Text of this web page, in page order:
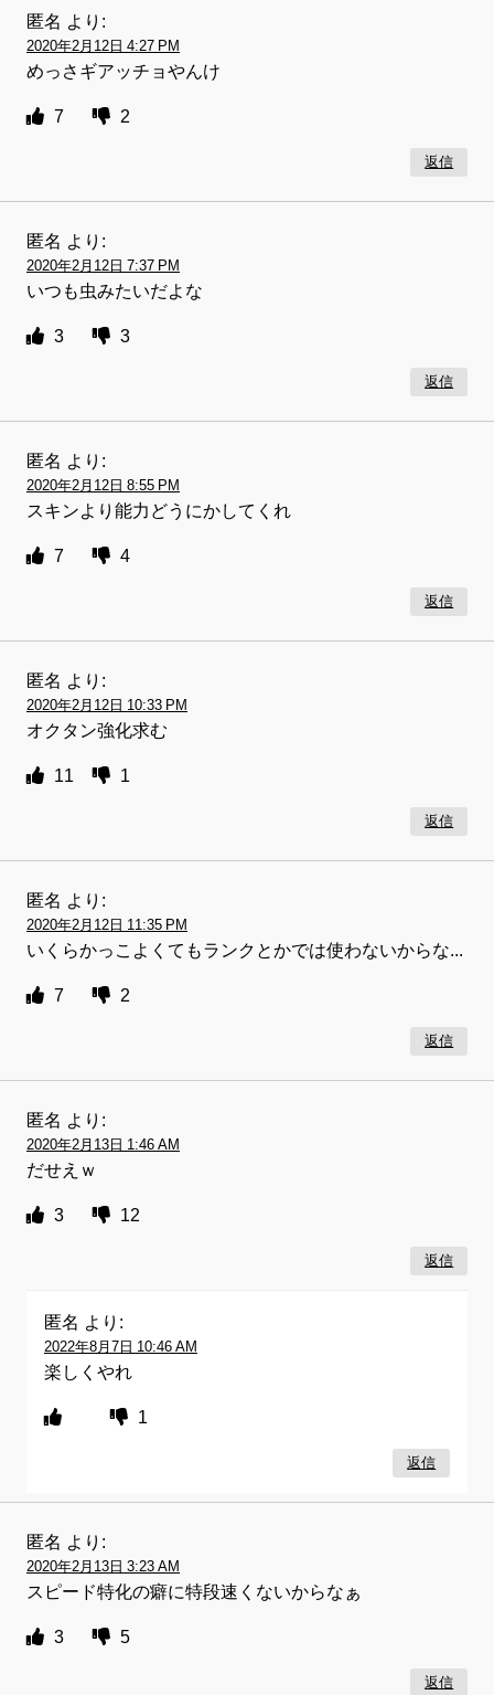
匿名 より:
2020年2月12日 4:27 PM
めっさギアッチョやんけ
7 2
返信
匿名 より:
2020年2月12日 7:37 PM
いつも虫みたいだよな
3 3
返信
匿名 より:
2020年2月12日 8:55 PM
スキンより能力どうにかしてくれ
7 4
返信
匿名 より:
2020年2月12日 10:33 PM
オクタン強化求む
11 1
返信
匿名 より:
2020年2月12日 11:35 PM
いくらかっこよくてもランクとかでは使わないからな...
7 2
返信
匿名 より:
2020年2月13日 1:46 AM
だせえｗ
3 12
返信
匿名 より:
2022年8月7日 10:46 AM
楽しくやれ
1
返信
匿名 より:
2020年2月13日 3:23 AM
スピード特化の癖に特段速くないからなぁ
3 5
返信